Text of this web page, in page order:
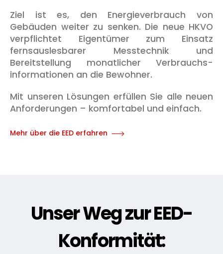
Ziel ist es, den Energie­verbrauch von
Gebäuden weiter zu senken. Die neue HKVO
verpflichtet Eigentümer zum Einsatz
fernsaus­lesbarer Messtechnik und
Bereitstellung monatlicher Verbrauchs­
informationen an die Bewohner.
Mit unseren Lösungen erfüllen Sie alle neuen
Anforderungen – komfortabel und einfach.
Mehr über die EED erfahren
Unser Weg zur EED-
Konformität: